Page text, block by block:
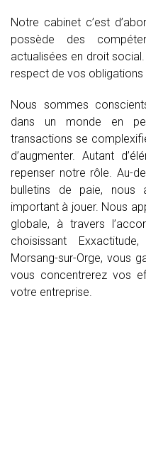
Notre cabinet c’est
possède des
actualisées en droit
respect de vos obligations
Nous sommes
dans un monde en
transactions se
d’augmenter. Autant
repenser notre rôle. Au-
bulletins de paie, nous
important à jouer. Nous
globale, à travers
choisissant
Morsang-sur-Orge, vous
vous concentrerez vos
votre entreprise.